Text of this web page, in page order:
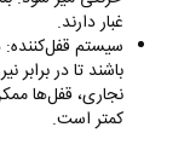
غبار دارند.
سیستم قفل‌کننده:
باشند تا در
نجاری، قفل‌ها
کمتر است.